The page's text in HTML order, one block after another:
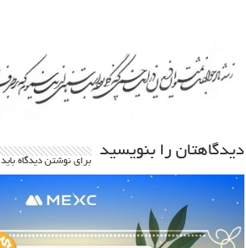
دیدگاهتان را بنویسید
برای نوشتن دیدگاه باید